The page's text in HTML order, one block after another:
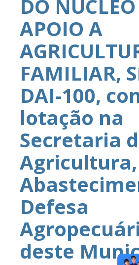
DO
APOIO A
FAMILIAR,
DAI-100,
lotação na
Secretaria
Agricultura,
Defesa
deste